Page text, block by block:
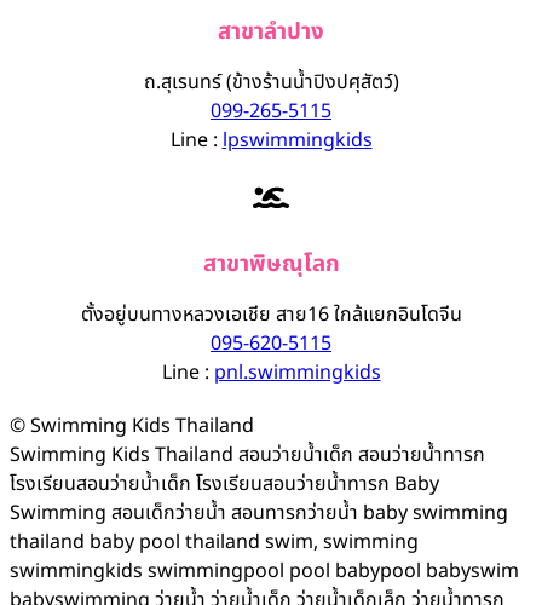
สาขาลำปาง
ถ.สุเรนทร์ (ข้างร้านน้ำปิงปศุสัตว์)
099-265-5115
Line :lpswimmingkids
สาขาพิษณุโลก
ตั้งอยู่บนทางหลวงเอเชีย สาย16 ใกล้แยกอินโดจีน
095-620-5115
Line : pnl.swimmingkids
© Swimming Kids Thailand
Swimming Kids Thailand สอนว่ายน้ำเด็ก สอนว่ายน้ำทารก
โรงเรียนสอนว่ายน้ำเด็ก โรงเรียนสอนว่ายน้ำทารก Baby
Swimming สอนเด็กว่ายน้ำ สอนทารกว่ายน้ำ baby swimming
thailand baby pool thailand swim, swimming
swimmingkids swimmingpool pool babypool babyswim